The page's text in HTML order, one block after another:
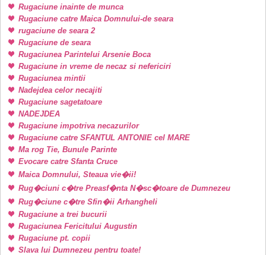
Rugaciune inainte de munca
Rugaciune catre Maica Domnului-de seara
rugaciune de seara 2
Rugaciune de seara
Rugaciunea Parintelui Arsenie Boca
Rugaciune in vreme de necaz si nefericiri
Rugaciunea mintii
Nadejdea celor necajiti
Rugaciune sagetatoare
NADEJDEA
Rugaciune impotriva necazurilor
Rugaciune catre SFANTUL ANTONIE cel MARE
Ma rog Tie, Bunule Parinte
Evocare catre Sfanta Cruce
Maica Domnului, Steaua vie�ii!
Rug�ciuni c�tre Preasf�nta N�sc�toare de Dumnezeu
Rug�ciune c�tre Sfin�ii Arhangheli
Rugaciune a trei bucurii
Rugaciunea Fericitului Augustin
Rugaciune pt. copii
Slava lui Dumnezeu pentru toate!